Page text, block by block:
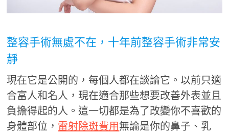
整容手術無處不在，十年前整容手術非常安
靜
現在它是公開的，每個人都在談論它。以前只適
合富人和名人，現在適合那些想要改善外表並且
負擔得起的人。這一切都是為了改變你不喜歡的
身體部位， 雷射除斑費用無論是你的鼻子、乳